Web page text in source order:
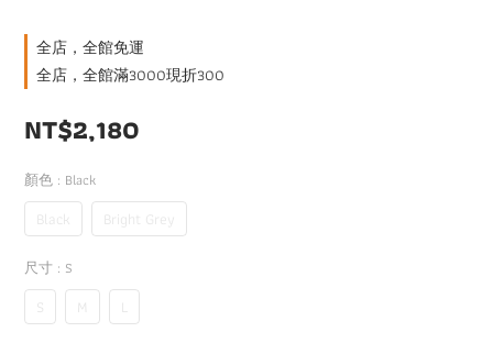
全店，全館免運
全店，全館滿3000現折300
NT$2,180
顏色 : Black
Black Bright Grey
尺寸 : S
S M